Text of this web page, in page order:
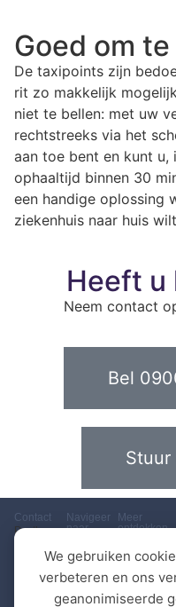
We gebruiken
verbeteren en ons
geanonimiseerde
Goed om
De taxipoints zijn
rit zo makkelijk
niet te bellen: met uw
rechtstreeks via het
aan toe bent en kunt u,
ophaaltijd binnen 30
een handige oplossing
ziekenhuis naar huis
Heeft u
Neem contact
Bel
Contact
Postbus
Navigeer
naar
ons
Meer
ontdekken
Veel
gestelde